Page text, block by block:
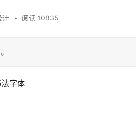
计 • 阅读 10835
字体